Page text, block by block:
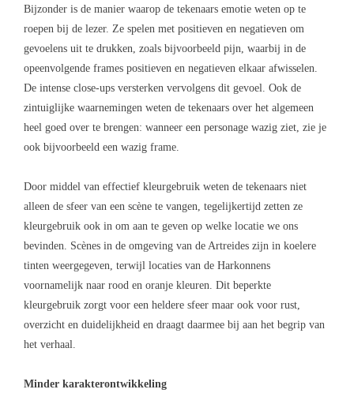
Bijzonder is de manier waarop de tekenaars emotie weten op te
roepen bij de lezer. Ze spelen met positieven en negatieven om
gevoelens uit te drukken, zoals bijvoorbeeld pijn, waarbij in de
opeenvolgende frames positieven en negatieven elkaar afwisselen.
De intense close-ups versterken vervolgens dit gevoel. Ook de
zintuiglijke waarnemingen weten de tekenaars over het algemeen
heel goed over te brengen: wanneer een personage wazig ziet, zie je
ook bijvoorbeeld een wazig frame.
Door middel van effectief kleurgebruik weten de tekenaars niet
alleen de sfeer van een scène te vangen, tegelijkertijd zetten ze
kleurgebruik ook in om aan te geven op welke locatie we ons
bevinden. Scènes in de omgeving van de Artreides zijn in koelere
tinten weergegeven, terwijl locaties van de Harkonnens
voornamelijk naar rood en oranje kleuren. Dit beperkte
kleurgebruik zorgt voor een heldere sfeer maar ook voor rust,
overzicht en duidelijkheid en draagt daarmee bij aan het begrip van
het verhaal.
Minder karakterontwikkeling